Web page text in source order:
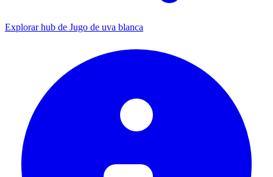
Explorar hub de Jugo de uva blanca